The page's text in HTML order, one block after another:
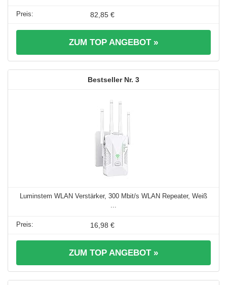
82,85 €
ZUM TOP ANGEBOT »
3
Luminstem WLAN Verstärker, 300 Mbit/s WLAN Repeater, Weiß
16,98 €
ZUM TOP ANGEBOT »